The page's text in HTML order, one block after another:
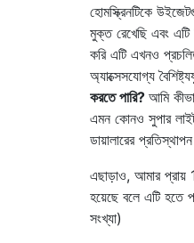
হোমস্ক্রিনটিকে
মুক্ত রেখেছি এবং
করি এটি এখনও
অ্যাক্সেসযোগ্য
করতে পারি? আমি
এমন কোনও সুপার
ডায়ালারের
এছাড়াও, আমার প্রায়
হয়েছে বলে এটি হতে
সংখ্যা)